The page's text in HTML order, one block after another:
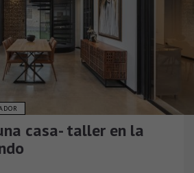
casa- taller en la